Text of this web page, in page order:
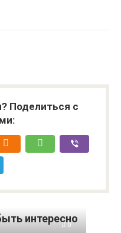
Поделиться с
интересно
0